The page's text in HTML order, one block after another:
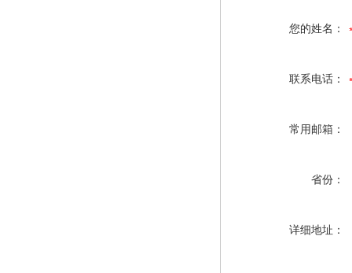
您的姓名：
联系电话：
常用邮箱：
省份：
详细地址：